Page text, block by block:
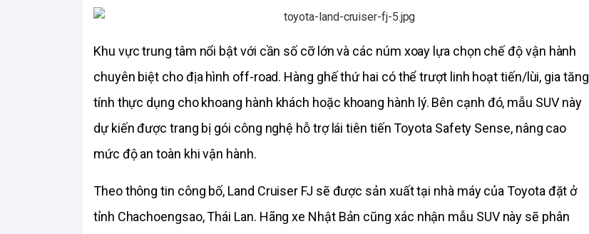
Khu vực trung tâm nổi bật với cần số cỡ lớn và các núm xoay lựa chọn chế độ vận hành
chuyên biệt cho địa hình off-road. Hàng ghế thứ hai có thể trượt linh hoạt tiến/lùi, gia tăng
tính thực dụng cho khoang hành khách hoặc khoang hành lý. Bên cạnh đó, mẫu SUV này
dự kiến được trang bị gói công nghệ hỗ trợ lái tiên tiến Toyota Safety Sense, nâng cao
mức độ an toàn khi vận hành.
Theo thông tin công bố, Land Cruiser FJ sẽ được sản xuất tại nhà máy của Toyota đặt ở
tỉnh Chachoengsao, Thái Lan. Hãng xe Nhật Bản cũng xác nhận mẫu SUV này sẽ phân